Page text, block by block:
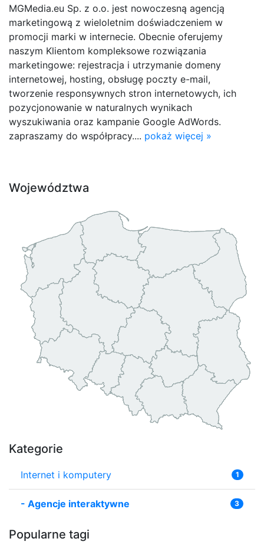
MGMedia.eu Sp. z o.o. jest nowoczesną agencją
marketingową z wieloletnim doświadczeniem w
promocji marki w internecie. Obecnie oferujemy
naszym Klientom kompleksowe rozwiązania
marketingowe: rejestracja i utrzymanie domeny
internetowej, hosting, obsługę poczty e-mail,
tworzenie responsywnych stron internetowych, ich
pozycjonowanie w naturalnych wynikach
wyszukiwania oraz kampanie Google AdWords.
zapraszamy do współpracy.... pokaż więcej »
Województwa
Kategorie
Internet i komputery 1
- Agencje interaktywne 3
Popularne tagi